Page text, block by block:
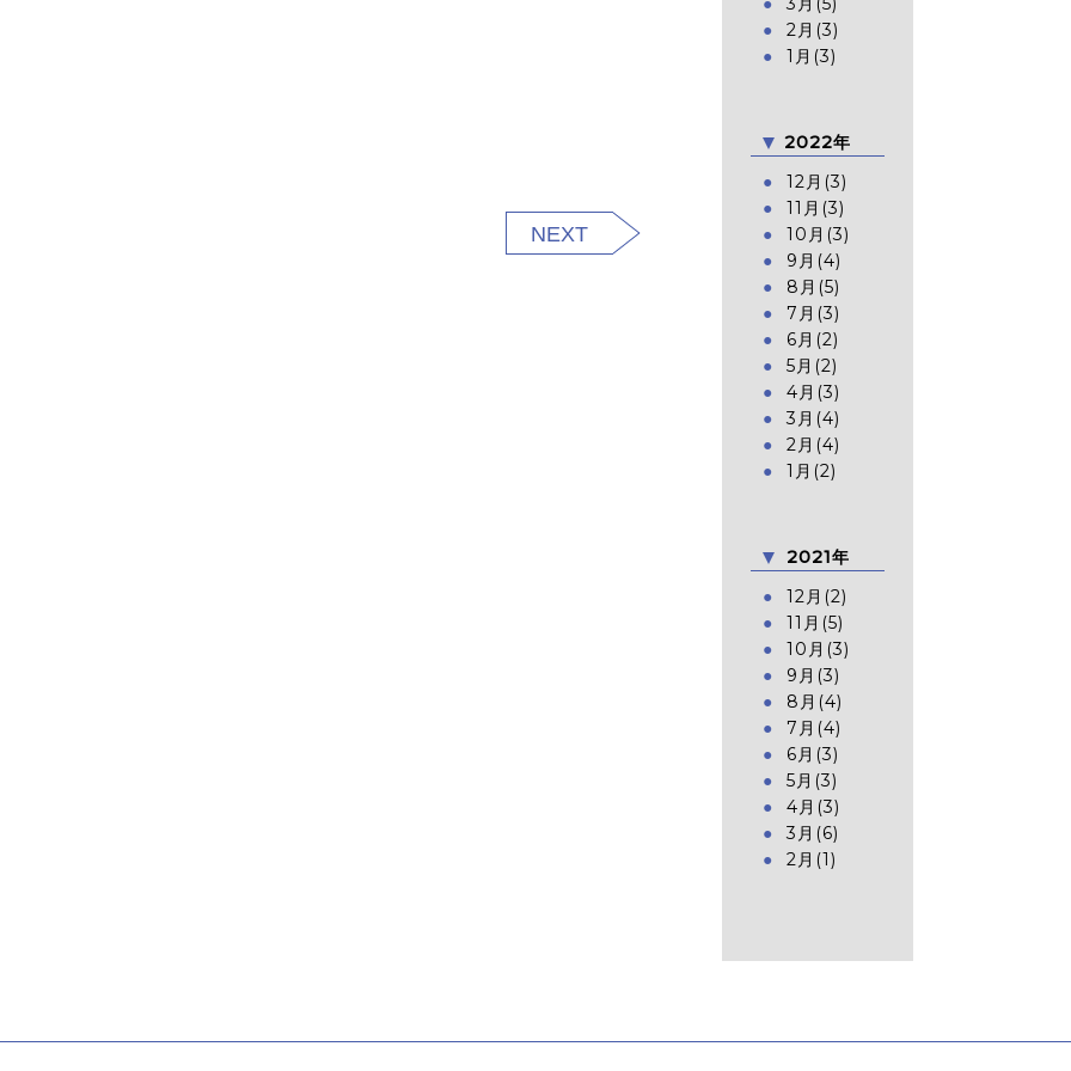
NEXT
2月(3)
1月(3)
2022年
12月(3)
11月(3)
10月(3)
9月(4)
8月(5)
7月(3)
6月(2)
5月(2)
4月(3)
3月(4)
2月(4)
1月(2)
2021年
12月(2)
11月(5)
10月(3)
9月(3)
8月(4)
7月(4)
6月(3)
5月(3)
4月(3)
3月(6)
2月(1)